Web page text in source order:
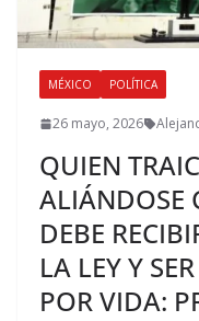
MÉXICO POLÍTICA
26 mayo, 2026
QUIEN
ALIÁNDOSE
DEBE
LA LEY Y
POR VIDA: